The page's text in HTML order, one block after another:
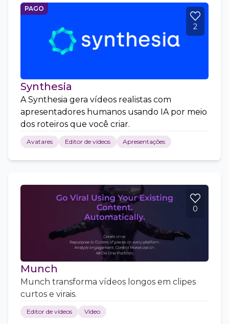
PAGO
2
Synthesia
A Synthesia gera vídeos realistas com
apresentadores humanos usando IA por meio
dos roteiros que você criar.
Avatares Editor de vídeos Apresentações
0
Munch
Munch transforma vídeos longos em clipes
curtos e virais.
Editor de vídeos Vídeo